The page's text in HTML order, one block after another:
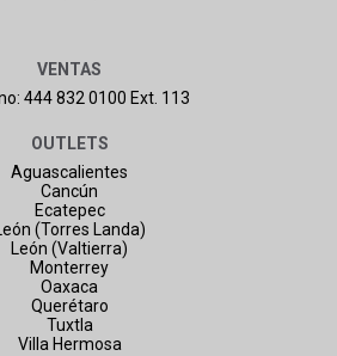
VENTAS
444 832 0100 Ext. 113
OUTLETS
Aguascalientes
Cancún
Ecatepec
(Torres Landa)
León (Valtierra)
Monterrey
Oaxaca
Querétaro
Tuxtla
Villa Hermosa